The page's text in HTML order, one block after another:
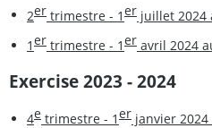
2er trimestre - 1er juillet 2024
1er trimestre - 1er avril 2024
Exercise 2023 - 2024
4e trimestre - 1er janvier